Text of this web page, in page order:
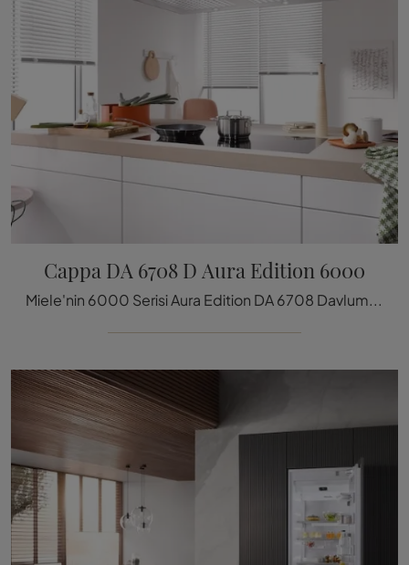
Cappa DA 6708 D Aura Edition 6000
Miele'nin 6000 Serisi Aura Edition DA 6708 Davlumbazı: Güçlü marka liderliğindeki elektrikli cihazlar ve davlumbazlar h